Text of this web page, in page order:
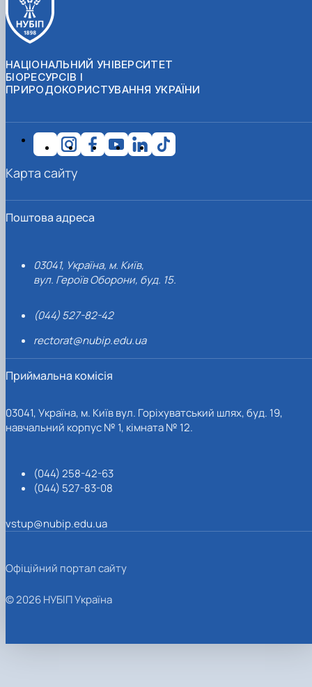
НАЦІОНАЛЬНИЙ УНІВЕРСИТЕТ
БІОРЕСУРСІВ І
ПРИРОДОКОРИСТУВАННЯ УКРАЇНИ
Поштова адреса
03041, Україна, м. Київ,
вул. Героїв Оборони, буд. 15.
(044) 527-82-42
rectorat@nubip.edu.ua
Приймальна комісія
03041, Україна, м. Київ вул. Горіхуватський шлях, буд. 19,
навчальний корпус № 1, кімната № 12.
(044) 258-42-63
(044) 527-83-08
vstup@nubip.edu.ua
Карта сайту
Офіційний портал сайту
© 2026 НУБІП Україна